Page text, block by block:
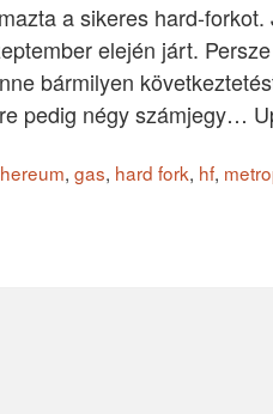
a sikeres hard-
elején járt.
bármilyen
pedig négy számjegy…
, gas, hard fork, hf,